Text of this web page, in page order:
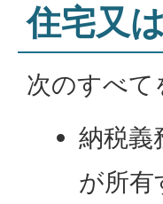
住宅又
次のすべて
納税義
が所有